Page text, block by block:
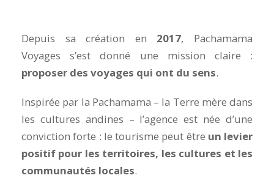
Depuis sa création en 2017, Pachamama
Voyages s’est donné une mission claire :
proposer des voyages qui ont du sens.
Inspirée par la Pachamama – la Terre mère dans
les cultures andines – l’agence est née d’une
conviction forte : le tourisme peut être un levier
positif pour les territoires, les cultures et les
communautés locales.